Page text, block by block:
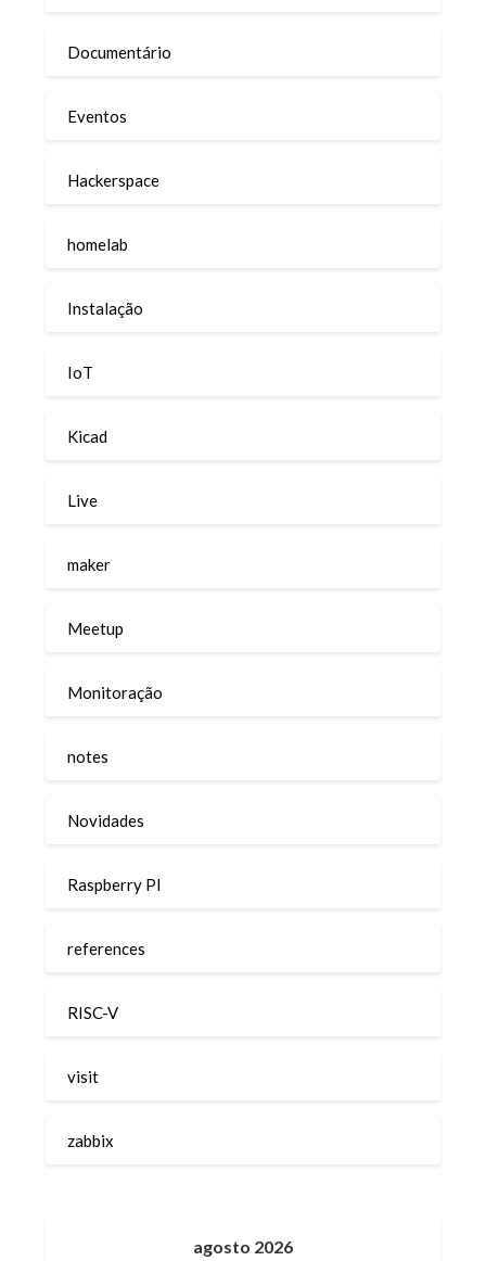
Documentário
Eventos
Hackerspace
homelab
Instalação
IoT
Kicad
Live
maker
Meetup
Monitoração
notes
Novidades
Raspberry PI
references
RISC-V
visit
zabbix
agosto 2026